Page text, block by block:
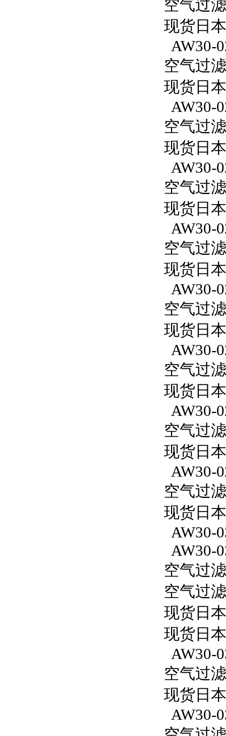
空气过
现货日
AW30-
空气过
现货日
AW30-
空气过
现货日
AW30-
空气过
现货日
AW30-
空气过
现货日
AW30-
空气过
现货日
AW30-
空气过
现货日
AW30-
空气过
现货日
AW30-
空气过
现货日
AW30-
AW30-
空气过
空气过
现货日
现货日
AW30-
空气过
现货日
AW30-